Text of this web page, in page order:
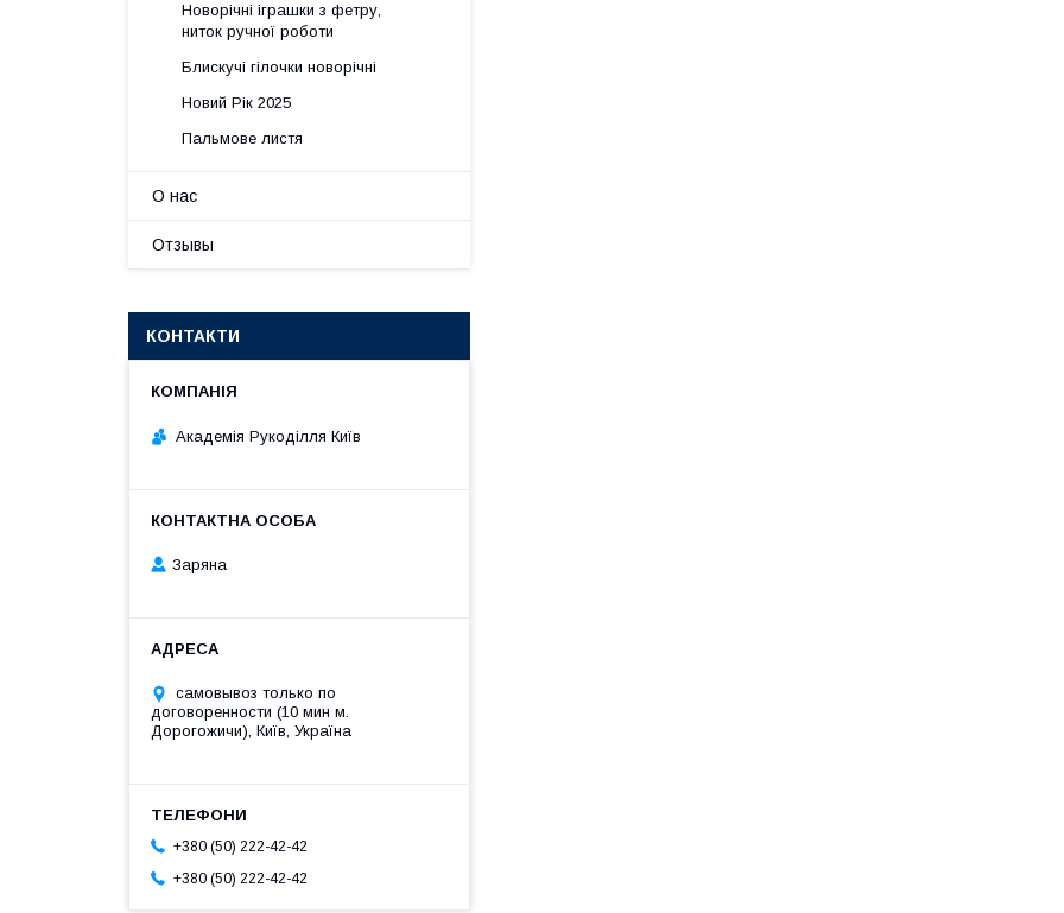
Новорічні іграшки з фетру,
ниток ручної роботи
Блискучі гілочки новорічні
Новий Рік 2025
Пальмове листя
О нас
Отзывы
КОНТАКТИ
Академія Рукоділля Київ
Заряна
самовывоз только по
договоренности (10 мин м.
Дорогожичи), Київ, Україна
+380 (50) 222-42-42
+380 (50) 222-42-42